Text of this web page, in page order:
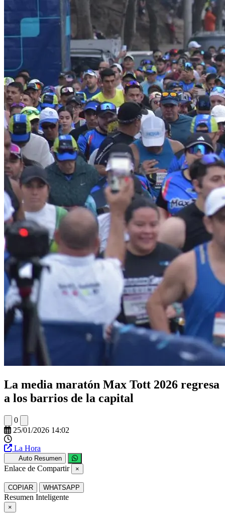
La media maratón Max Tott 2026 regresa
a los barrios de la capital
0
25/01/2026 14:02
La Hora
Auto Resumen
Enlace de Compartir ×
COPIAR WHATSAPP
Resumen Inteligente
×